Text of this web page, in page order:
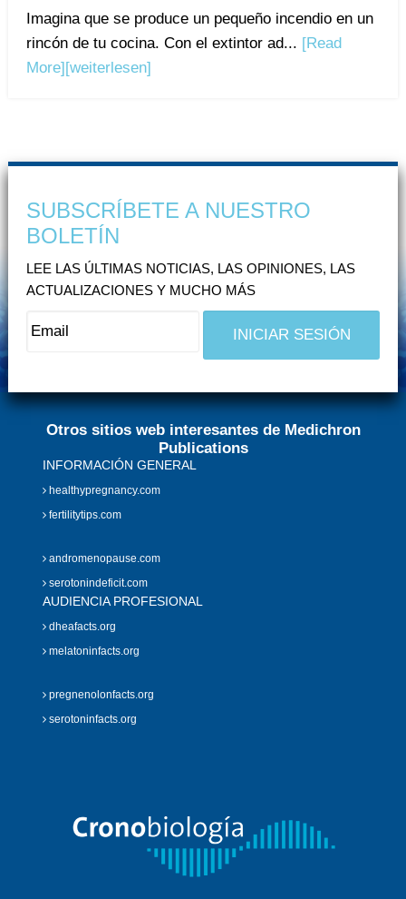
Imagina que se produce un pequeño incendio en un
rincón de tu cocina. Con el extintor ad... [Read
More][weiterlesen]
SUBSCRÍBETE A NUESTRO
BOLETÍN
LEE LAS ÚLTIMAS NOTICIAS, LAS OPINIONES, LAS
ACTUALIZACIONES Y MUCHO MÁS
Otros sitios web interesantes de Medichron
Publications
INFORMACIÓN GENERAL
healthypregnancy.com
fertilitytips.com
andromenopause.com
serotonindeficit.com
AUDIENCIA PROFESIONAL
dheafacts.org
melatoninfacts.org
pregnenolonfacts.org
serotoninfacts.org